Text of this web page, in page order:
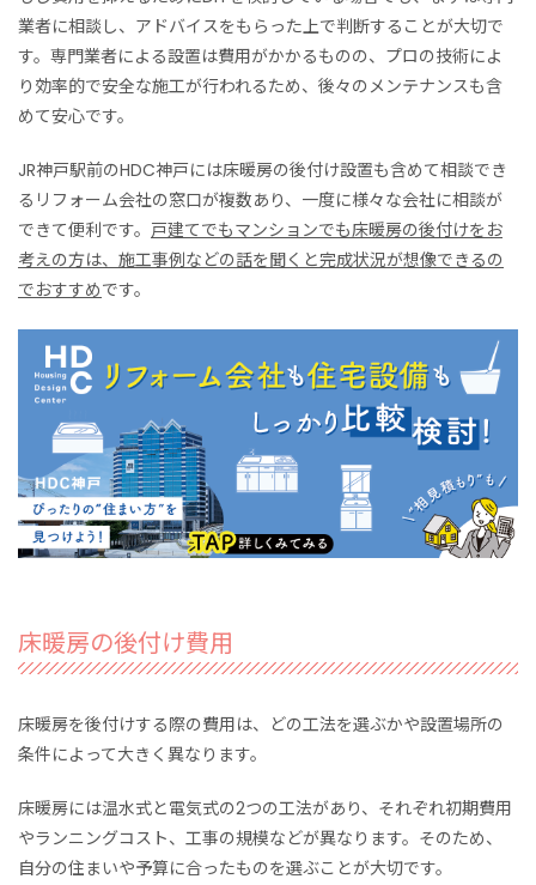
業者に相談し、アドバイスをもらった上で判断することが大切で
す。専門業者による設置は費用がかかるものの、プロの技術によ
り効率的で安全な施工が行われるため、後々のメンテナンスも含
めて安心です。
JR神戸駅前のHDC神戸には床暖房の後付け設置も含めて相談でき
るリフォーム会社の窓口が複数あり、一度に様々な会社に相談が
できて便利です。 戸建てでもマンションでも床暖房の後付けをお
考えの方は、施工事例などの話を聞くと完成状況が想像できるの
でおすすめです。
床暖房の後付け費用
床暖房を後付けする際の費用は、どの工法を選ぶかや設置場所の
条件によって大きく異なります。
床暖房には温水式と電気式の2つの工法があり、それぞれ初期費用
やランニングコスト、工事の規模などが異なります。そのため、
自分の住まいや予算に合ったものを選ぶことが大切です。